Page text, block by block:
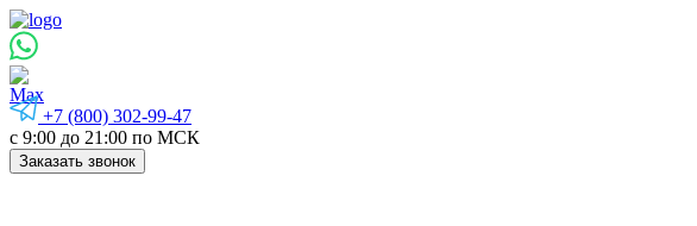
+7 (800) 302-99-47
с 9:00 до 21:00 по МСК
Заказать звонок